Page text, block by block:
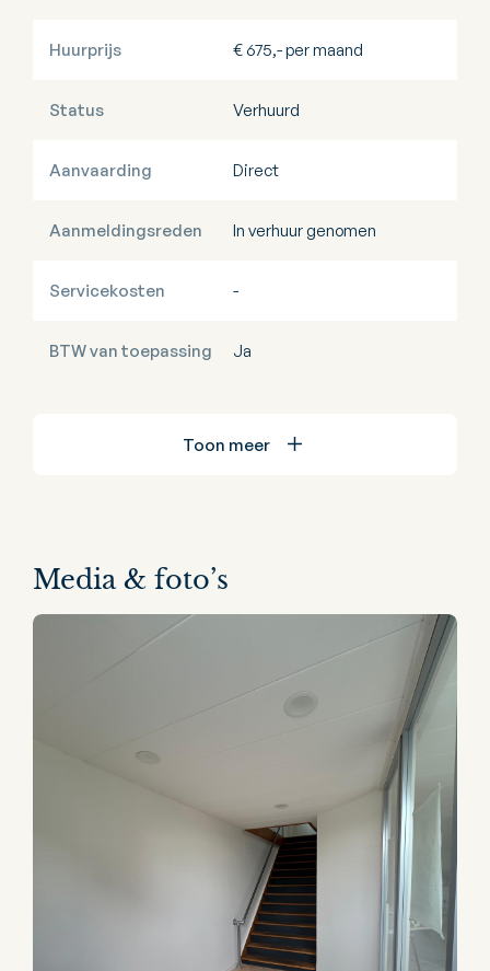
Huurprijs € 675,- per maand
Status Verhuurd
Aanvaarding Direct
Aanmeldingsreden In verhuur genomen
Servicekosten -
BTW van toepassing Ja
Toon meer
Media & foto’s